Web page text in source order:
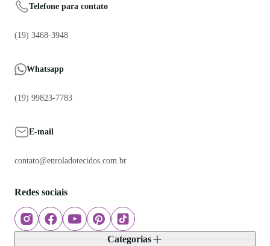
Telefone para contato
(19) 3468-3948
Whatsapp
(19) 99823-7783
E-mail
contato@enroladotecidos.com.br
Redes sociais
Categorias